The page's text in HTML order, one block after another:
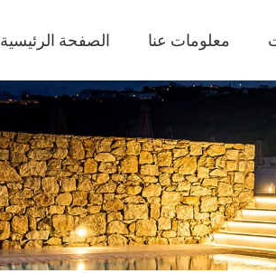
الصفحة الرئيسية معلومات عنا